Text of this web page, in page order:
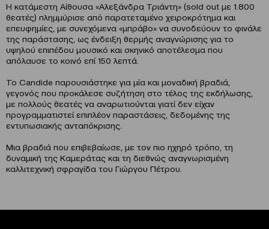
Η κατάμεστη Αίθουσα «Αλεξάνδρα Τριάντη» (sold out με 1.800
θεατές) πλημμύρισε από παρατεταμένο χειροκρότημα και
επευφημίες, με συνεχόμενα «μπράβο» να συνοδεύουν το φινάλε
της παράστασης, ως ένδειξη θερμής αναγνώρισης για το
υψηλού επιπέδου μουσικό και σκηνικό αποτέλεσμα που
απόλαυσε το κοινό επί 150 λεπτά.
To Candide παρουσιάστηκε για μία και μοναδική βραδιά,
γεγονός που προκάλεσε συζήτηση στο τέλος της εκδήλωσης,
με πολλούς θεατές να αναρωτιούνται γιατί δεν είχαν
προγραμματιστεί επιπλέον παραστάσεις, δεδομένης της
εντυπωσιακής ανταπόκρισης.
Μια βραδιά που επιβεβαίωσε, με τον πιο ηχηρό τρόπο, τη
δυναμική της Καμεράτας και τη διεθνώς αναγνωρισμένη
καλλιτεχνική σφραγίδα του Γιώργου Πέτρου.